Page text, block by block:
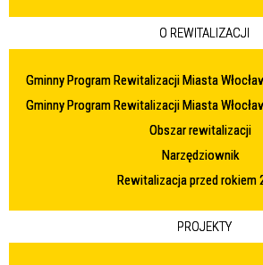
O REWITALIZACJI
Gminny Program Rewitalizacji Miasta
Gminny Program Rewitalizacji Miasta
Obszar rewitalizacji
Narzędziownik
Rewitalizacja przed rokiem
PROJEKTY